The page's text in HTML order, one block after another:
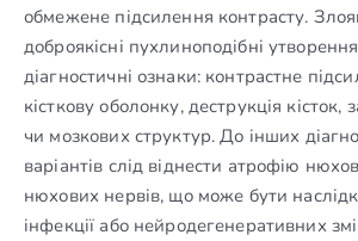
обмежене підсилення контрасту.
доброякісні пухлиноподібні
діагностичні ознаки: контрастне
кісткову оболонку, деструкція кісток,
чи мозкових структур. До інших
варіантів слід віднести атрофію
нюхових нервів, що може бути
інфекції або нейродегенеративних